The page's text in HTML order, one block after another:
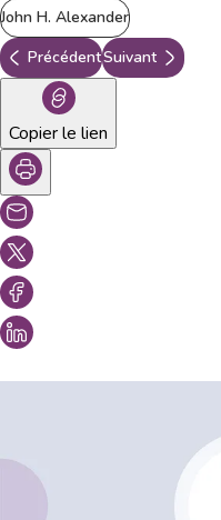
John H. Alexander
PrécédentSuivant
Copier le lien